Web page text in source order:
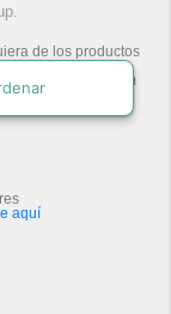
de los productos
stock.
7/8/2026
Bidcom
aquí